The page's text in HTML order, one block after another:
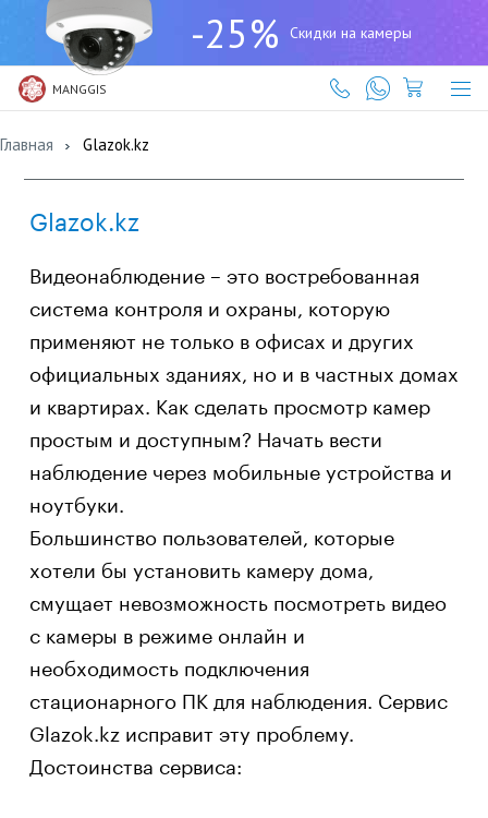
-25% Скидки на камеры
MANGGIS
(727)
317-
61-
61
Главная Glazok.kz
Glazok.kz
Видеонаблюдение – это востребованная
система контроля и охраны, которую
применяют не только в офисах и других
официальных зданиях, но и в частных домах
и квартирах. Как сделать просмотр камер
простым и доступным? Начать вести
наблюдение через мобильные устройства и
ноутбуки.
Большинство пользователей, которые
хотели бы установить камеру дома,
смущает невозможность посмотреть видео
с камеры в режиме онлайн и
необходимость подключения
стационарного ПК для наблюдения. Сервис
Glazok.kz исправит эту проблему.
Достоинства сервиса: